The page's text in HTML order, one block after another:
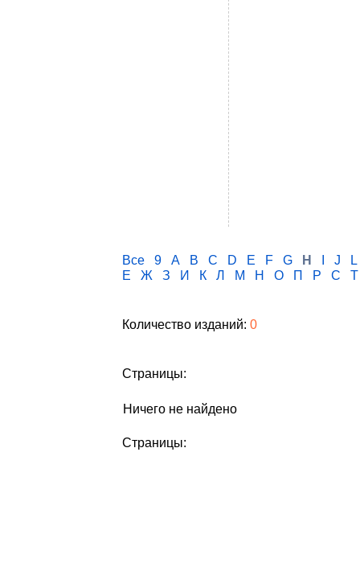
Все 9 A B C D E F G H J
L
Е
Ж З И К Л М Н О П Р С Т
Количество изданий: 0
Страницы:
Ничего не найдено
Страницы: